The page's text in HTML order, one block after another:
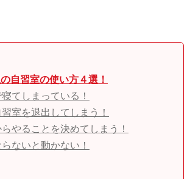
自習室の使い方４選！
てしまっている！
室を退出してしまう！
やることを決めてしまう！
ないと動かない！